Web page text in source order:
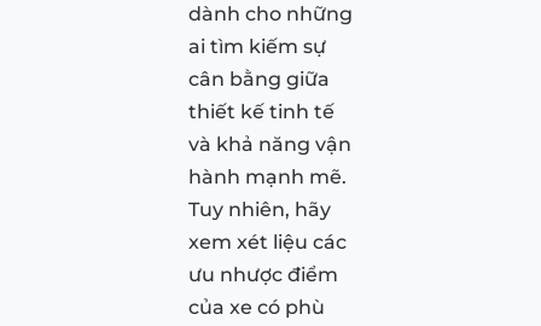
dành cho những
ai tìm kiếm sự
cân bằng giữa
thiết kế tinh tế
và khả năng vận
hành mạnh mẽ.
Tuy nhiên, hãy
xem xét liệu các
ưu nhược điểm
của xe có phù